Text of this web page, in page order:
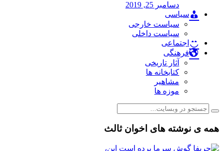
دسامبر 25, 2019
سیاسی
سیاست خارجی
سیاست داخلی
اجتماعی
فرهنگی
آثار تاریخی
کتابخانه ها
مشاهیر
موزه ها
همه ی نوشته های اخوان ثالث